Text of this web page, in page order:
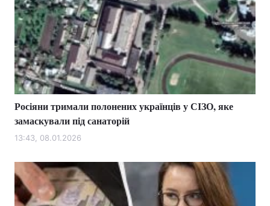
Тема оформлення
Росіяни тримали полонених українців у СІЗО, яке
замаскували під санаторій
13:43, 08.01.2026